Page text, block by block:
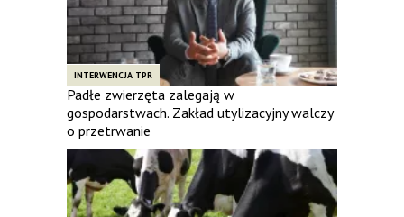
INTERWENCJA TPR
Padłe zwierzęta zalegają w
gospodarstwach. Zakład utylizacyjny walczy
o przetrwanie